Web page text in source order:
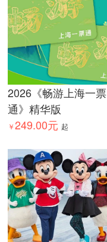
2026《畅游上海一票
通》精华版
￥249.00元 起